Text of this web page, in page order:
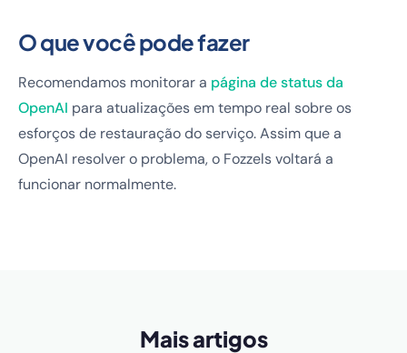
O que você pode fazer
Recomendamos monitorar a página de status da
OpenAI para atualizações em tempo real sobre os
esforços de restauração do serviço. Assim que a
OpenAI resolver o problema, o Fozzels voltará a
funcionar normalmente.
Mais artigos